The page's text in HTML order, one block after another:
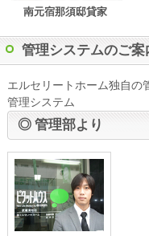
南元宿那須邸貸家
管理システムのご案
エルセリートホーム独自の
管理システム
◎ 管理部より